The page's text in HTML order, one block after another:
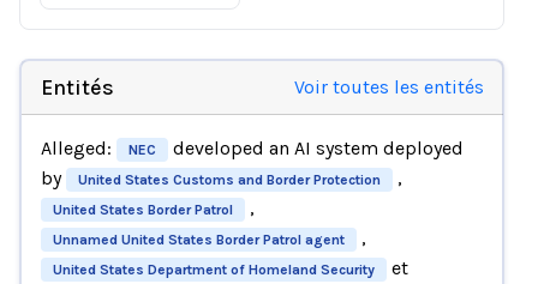
Entités Voir toutes les entités
Alleged: NEC
developed an AI system deployed
by
United States Customs and Border Protection ,
United States Border Patrol ,
Unnamed United States Border Patrol agent ,
United States Department of Homeland Security et